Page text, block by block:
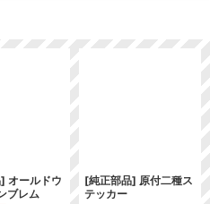
オールドウ
ブレム
[純正部品] 原付二種ス
テッカー